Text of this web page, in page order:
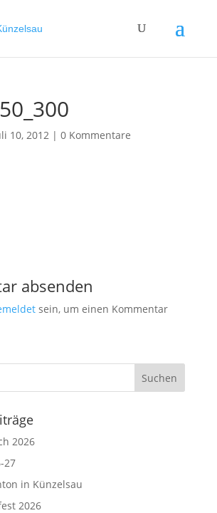
10, 2012| 0 Kommentare
absenden
sein, um einen Kommentar
2026
27
in Künzelsau
2026